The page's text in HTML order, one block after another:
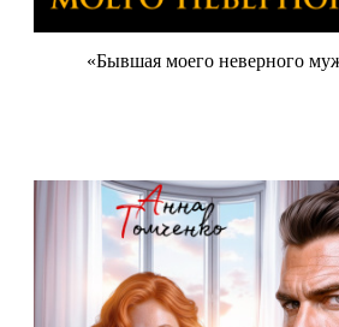
«Бывшая моего неверного